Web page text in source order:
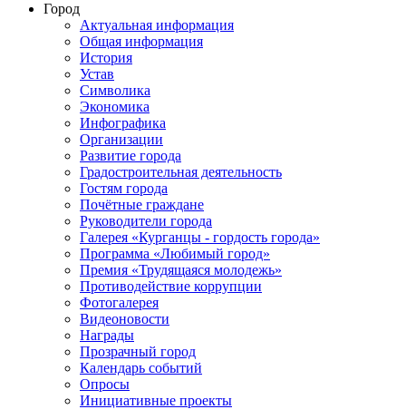
Город
Актуальная информация
Общая информация
История
Устав
Символика
Экономика
Инфографика
Организации
Развитие города
Градостроительная деятельность
Гостям города
Почётные граждане
Руководители города
Галерея «Курганцы - гордость города»
Программа «Любимый город»
Премия «Трудящаяся молодежь»
Противодействие коррупции
Фотогалерея
Видеоновости
Награды
Прозрачный город
Календарь событий
Опросы
Инициативные проекты